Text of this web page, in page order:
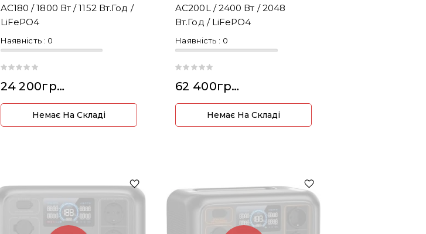
AC180 / 1800 Вт / 1152 Вт.год /
LiFePO4
Наявність : 0
24 200грн.
Немає На Складі
AC200L / 2400 Вт / 2048
Вт.год / LiFePO4
Наявність : 0
62 400грн.
Немає На Складі